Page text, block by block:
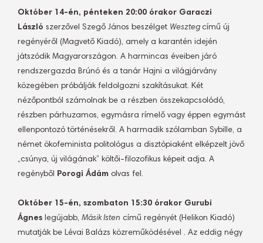
Október 14-én, pénteken 20:00 órakor Garaczi
László szerzővel Szegő János beszélget Weszteg című új
regényéről (Magvető Kiadó), amely a karantén idején
játszódik Magyarországon. A harmincas éveiben járó
rendszergazda Brúnó és a tanár Hajni a világjárvány
közegében próbálják feldolgozni szakításukat. Két
nézőpontból számolnak be a részben összekapcsolódó,
részben párhuzamos, egymásra rímelő vagy éppen egymást
ellenpontozó történésekről. A harmadik szólamban Sybille, a
német ökofeminista politológus a disztópiaként elképzelt jövő
„csúnya, új világának” költői-filozofikus képeit adja. A
regényből Porogi Ádám olvas fel.
Október 15-én, szombaton 15:30 órakor Gurubi
Ágnes legújabb, Másik Isten című regényét (Helikon Kiadó)
mutatják be Lévai Balázs közreműködésével . Az eddig négy